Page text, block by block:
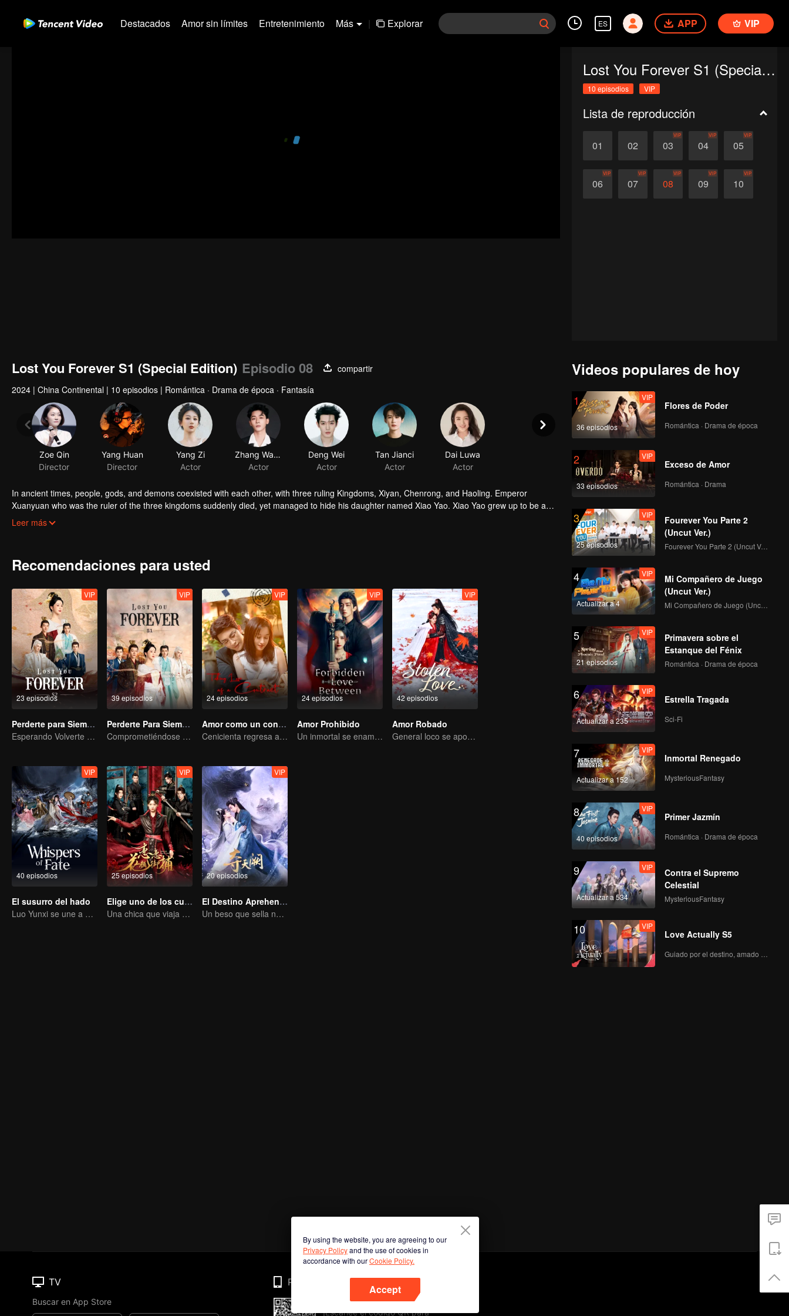
Destacados Amor sin límites Entretenimiento Más | Explorar ES APP VIP
Lost You Forever S1 (Special Edition)
10 episodios VIP
Lista de reproducción
01 02 03
VIP
04
VIP
05
VIP
06
VIP
07
VIP
08
VIP
09
VIP
10
VIP
Lost You Forever S1 (Special Edition) Episodio 08
compartir
2024 | China Continental | 10 episodios | Romántica · Drama de época · Fantasía
Zoe Qin
Director
Yang Huan
Director
Yang Zi
Actor
Zhang Wanyi
Actor
Deng Wei
Actor
Tan Jianci
Actor
Dai Luwa
Actor
In ancient times, people, gods, and demons coexisted with each other, with three ruling Kingdoms, Xiyan, Chenrong, and Haoling. Emperor
Xuanyuan who was the ruler of the three kingdoms suddenly died, yet managed to hide his daughter named Xiao Yao. Xiao Yao grew up to be a
smart and kind woman. When she went acress the deep forest, a tragedy happened to her. She then lost her identity and her real apperance. She
Leer más
Recomendaciones para usted
23 episodios
VIP
Perderte para Siempre S2
Esperando Volverte a Ver
39 episodios
VIP
Perderte Para Siempre S1
Comprometiéndose en nombre de la Montaña y el Océano y enamorándose en Dahuang
24 episodios
VIP
Amor como un contrato
Cenicienta regresa a la alta sociedad y encuentra el amor con el presidente
24 episodios
VIP
Amor Prohibido
Un inmortal se enamora de una bruja
42 episodios
VIP
Amor Robado
General loco se apodera de su esposa por amor
40 episodios
VIP
El susurro del hado
Luo Yunxi se une a un equipo para adentrarse en el mundo de las artes marciales.
25 episodios
VIP
Elige uno de los cuatro
Una chica que viaja en el tiempo conquista a cuatro apuestos hombres
20 episodios
VIP
El Destino Aprehendido
Un beso que sella nuestro destino, un amor que durará mil años
Videos populares de hoy
1
36 episodios
VIP
Flores de Poder
Romántica · Drama de época
2
33 episodios
VIP
Exceso de Amor
Romántica · Drama
3
25 episodios
VIP
Fourever You Parte 2
(Uncut Ver.)
Fourever You Parte 2 (Uncut Ver.)
4
Actualizar a 4
VIP
Mi Compañero de Juego
(Uncut Ver.)
Mi Compañero de Juego (Uncut Ver.)
5
21 episodios
VIP
Primavera sobre el
Estanque del Fénix
Romántica · Drama de época
6
Actualizar a 235
VIP
Estrella Tragada
Sci-Fi
7
Actualizar a 152
VIP
Inmortal Renegado
MysteriousFantasy
8
40 episodios
VIP
Primer Jazmín
Romántica · Drama de época
9
Actualizar a 534
VIP
Contra el Supremo
Celestial
MysteriousFantasy
10 VIP
Love Actually S5
By using the website, you are agreeing to our
Privacy Policyand the use of cookies in
accordance with ourCookie Policy.
Accept
TV
Buscar en App Store
Phone
¡Escanee el código QR para